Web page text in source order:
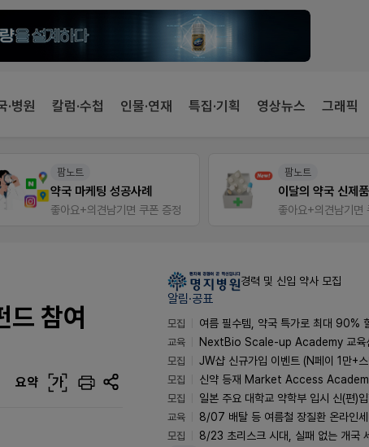
·병원 칼럼·수첩 인물·연재 특집·기획 영상뉴스 그래픽
팜노트
약국 마케팅 성공사례
좋아요+의견남기면 쿠폰 증정
팜노트
이달의 약국 신제
좋아요+의견남기면
참여
요약 가
경력 및 신입 약사 모집
알림·공표
모집
여름 필수템, 약국 특가로 최대 90%
교육
NextBio Scale-up Academy 교육
모집
JW샵 신규가입 이벤트 (N페이 1만+
모집
신약 등재 Market Access
모집
일본 주요 대학교 약학부 입시 신(편)
교육
8/07 배탈 등 여름철 장질환 온라인
모집
8/23 초리스크 시대, 실패 없는 개국